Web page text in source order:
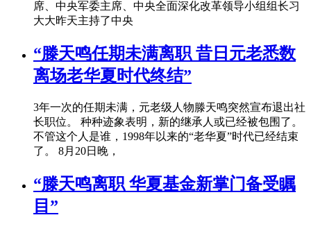
席、中央军委主席、中央全面深化改革领导小组组长习
大大昨天主持了中央
“滕天鸣任期未满离职 昔日元老悉数
离场老华夏时代终结”
3年一次的任期未满，元老级人物滕天鸣突然宣布退出社
长职位。 种种迹象表明，新的继承人或已经被包围了。
不管这个人是谁，1998年以来的“老华夏”时代已经结束
了。 8月20日晚，
“滕天鸣离职 华夏基金新掌门备受瞩
目”